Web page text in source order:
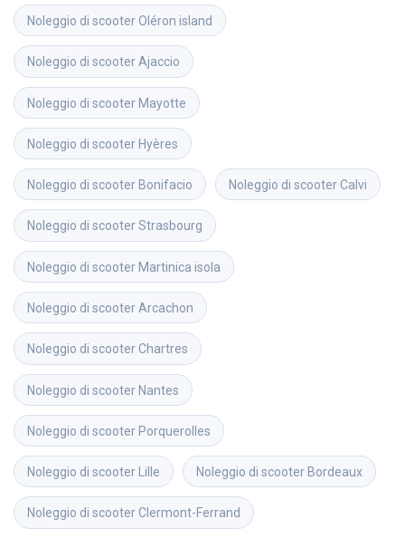
Noleggio di scooterOléron island
Noleggio di scooterAjaccio
Noleggio di scooterMayotte
Noleggio di scooter Hyères
Noleggio di scooter Bonifacio Noleggio di scooterCalvi
Noleggio di scooterStrasbourg
Noleggio di scooter Martinica isola
Noleggio di scooter Arcachon
Noleggio di scooterChartres
Noleggio di scooterNantes
Noleggio di scooter Porquerolles
Noleggio di scooter Lille Noleggio di scooter Bordeaux
Noleggio di scooterClermont-Ferrand